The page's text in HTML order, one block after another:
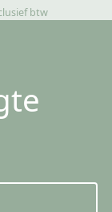
btw